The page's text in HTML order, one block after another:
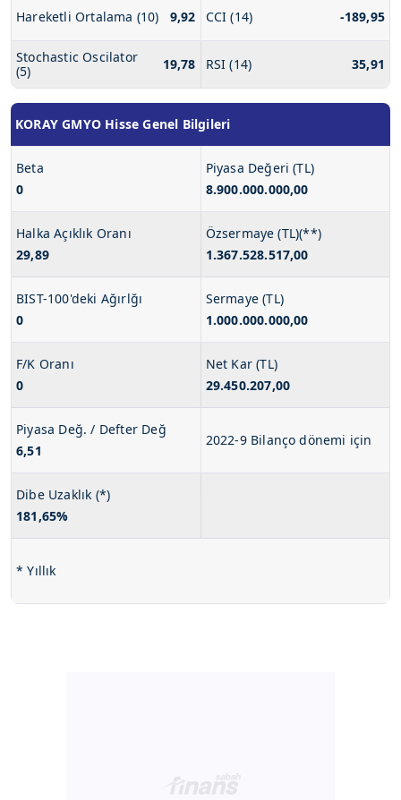
Hareketli Ortalama (10) 9,92 CCI (14) -189,95
Stochastic Oscilator
(5)
19,78 RSI (14) 35,91
KORAY GMYO Hisse Genel Bilgileri
Beta
0
Piyasa Değeri (TL)
8.900.000.000,00
Halka Açıklık Oranı
29,89
Özsermaye (TL)(**)
1.367.528.517,00
BIST-100'deki Ağırlğı
0
Sermaye (TL)
1.000.000.000,00
F/K Oranı
0
Net Kar (TL)
29.450.207,00
Piyasa Değ. / Defter Değ
6,51
2022-9 Bilanço dönemi için
Dibe Uzaklık (*)
181,65%
* Yıllık